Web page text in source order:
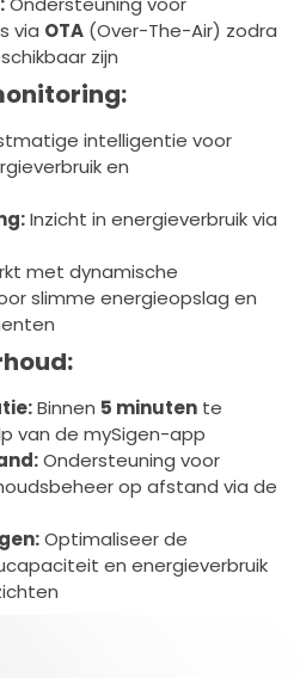
via OTA (Over-The-Air) zodra
zijn
intelligentie voor
en
Inzicht in energieverbruik via
met dynamische
slimme energieopslag en
Binnen 5 minuten te
van de mySigen-app
Ondersteuning voor
op afstand via de
Optimaliseer de
en energieverbruik